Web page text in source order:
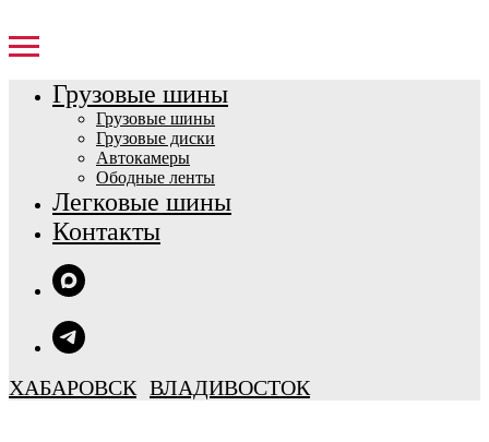
Грузовые шины
Грузовые шины
Грузовые диски
Автокамеры
Ободные ленты
Легковые шины
Контакты
ХАБАРОВСК ВЛАДИВОСТОК